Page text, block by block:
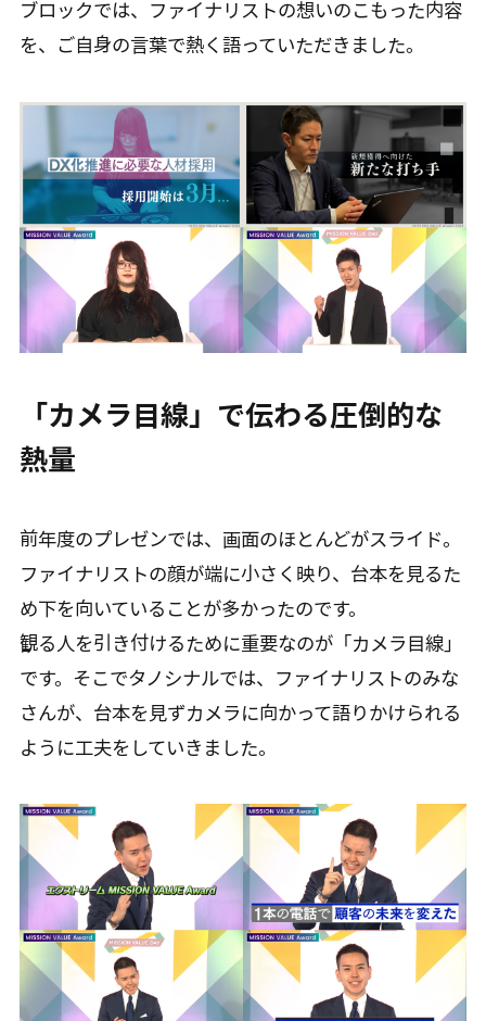
ブロックでは、ファイナリストの想いのこもった内容
を、ご自身の言葉で熱く語っていただきました。
「カメラ目線」で伝わる圧倒的な
熱量
前年度のプレゼンでは、画面のほとんどがスライド。
ファイナリストの顔が端に小さく映り、台本を見るた
め下を向いていることが多かったのです。
観る人を引き付けるために重要なのが「カメラ目線」
です。そこでタノシナルでは、ファイナリストのみな
さんが、台本を見ずカメラに向かって語りかけられる
ように工夫をしていきました。